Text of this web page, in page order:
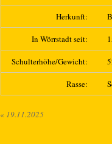
Herkunft:
In Wörrstadt seit:
Schulterhöhe/Gewicht:
Rasse:
« 19.11.2025